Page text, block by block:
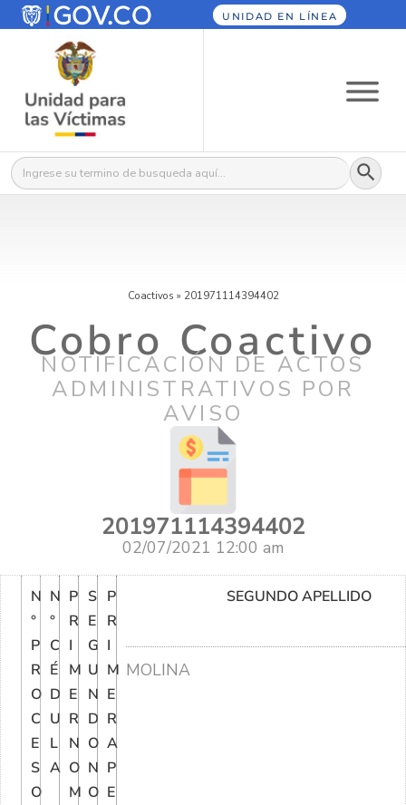
UNIDAD EN LÍNEA
Buscar: Botón
Coactivos » 201971114394402
Cobro Coactivo
NOTIFICACIÓN DE ACTOS
ADMINISTRATIVOS POR
AVISO
201971114394402
02/07/2021 12:00 am
N
°
P
R
O
C
E
S
O
N
°
C
É
D
U
L
A
P
R
I
M
E
R
N
O
M
S
E
G
U
N
D
O
N
O
P
R
I
M
E
R
A
P
E
SEGUNDO APELLIDO
MOLINA